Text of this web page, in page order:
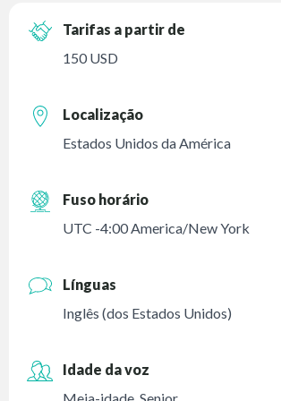
Tarifas a partir de
150 USD
Localização
Estados Unidos da América
Fuso horário
UTC -4:00 America/New York
Línguas
Inglês (dos Estados Unidos)
Idade da voz